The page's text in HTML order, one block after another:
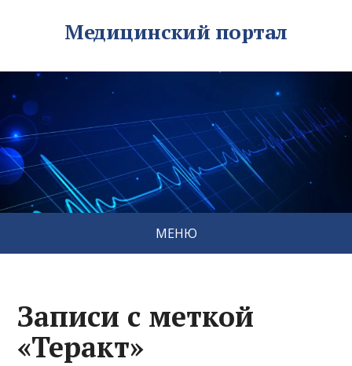
Медицинский портал
МЕНЮ
Записи с меткой
«Теракт»